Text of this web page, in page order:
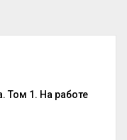
Том 1. На работе